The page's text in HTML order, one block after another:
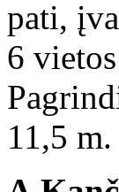
pati,
6
11,5 m.